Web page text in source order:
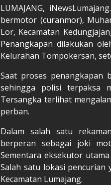
LUMAJANG,
bermotor (curanmor),
Lor, Kecamatan
Penangkapan dilakukan
Kelurahan Tompokersan,
Saat proses penangkapan
sehingga polisi terpaksa
Tersangka terlihat
perban.
Dalam salah satu
berperan sebagai joki
Sementara eksekutor
Salah satu lokasi pencurian
Kecamatan Lumajang.